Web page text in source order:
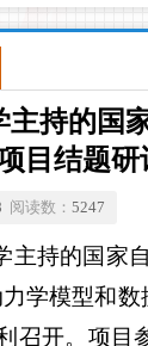
主持的国
目结题
阅读数： 5247
持的国家自
学模型和
召开。项目